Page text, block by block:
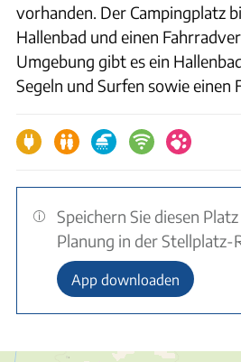
vorhanden. Der Campingplatz
Hallenbad und einen
Umgebung gibt es ein
Segeln und Surfen sowie einen
Speichern Sie diesen
Planung in der Stellplatz-
App downloaden